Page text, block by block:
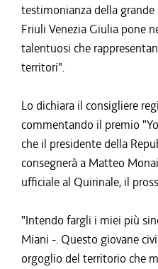
testimonianza della
Friuli Venezia Giulia pone
talentuosi che
territori".
Lo dichiara il consigliere
commentando il premio
che il presidente della
consegnerà a Matteo
ufficiale al Quirinale, il
"Intendo fargli i miei più
Miani -. Questo giovane
orgoglio del territorio che